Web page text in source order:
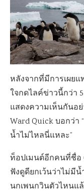
หลังจากที่มีการเผยแ
ใจกดไลค์ข่าวนี้กว่า
แสดงความเห็นกันอ
Ward Quick บอกว่า
น้ำไม่ไหลนี่แหละ”
ท็อปเมนต์อีกคนที่ชื่อ
ฟังดูดียกเว้นว่าไม่มี
นกเพนกวินตัวไหนแ